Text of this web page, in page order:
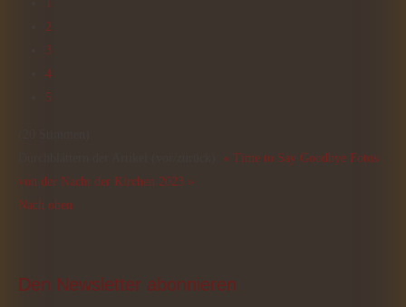
2
3
4
5
« Time to Say Goodbye Fotos
von der Nacht der Kirchen 2023 »
Nach oben
Den Newsletter abonnieren